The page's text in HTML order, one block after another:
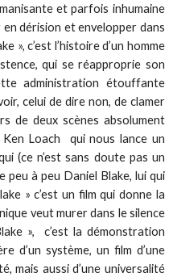
et parfois inhumaine
dérision et envelopper dans
», c’est l’histoire d’un homme
qui se réapproprie son
administration étouffante
celui de dire non, de clamer
de deux scènes absolument
Loach qui nous lance un
(ce n’est sans doute pas un
peu à peu Daniel Blake, lui qui
» c’est un film qui donne la
veut murer dans le silence
», c’est la démonstration
d’un système, un film d’une
mais aussi d’une universalité